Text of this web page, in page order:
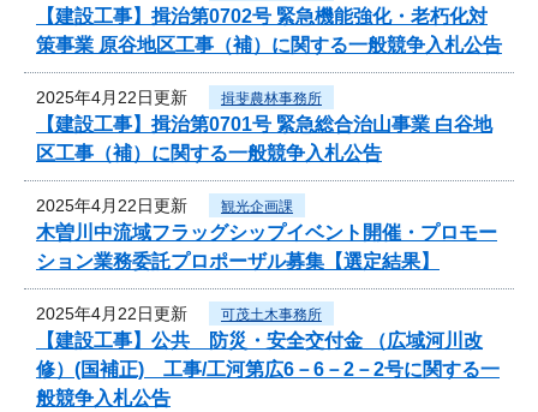
【建設工事】揖治第0702号 緊急機能強化・老朽化対
策事業 原谷地区工事（補）に関する一般競争入札公告
2025年4月22日更新 揖斐農林事務所
【建設工事】揖治第0701号 緊急総合治山事業 白谷地
区工事（補）に関する一般競争入札公告
2025年4月22日更新 観光企画課
木曽川中流域フラッグシップイベント開催・プロモー
ション業務委託プロポーザル募集【選定結果】
2025年4月22日更新 可茂土木事務所
【建設工事】公共 防災・安全交付金 （広域河川改
修）(国補正) 工事/工河第広6－6－2－2号に関する一
般競争入札公告